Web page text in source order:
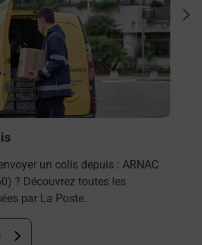
un colis depuis : ARNAC
? Découvrez toutes les
par La Poste.